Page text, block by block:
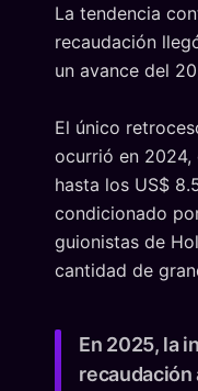
La tendencia
recaudación
un avance del
El único
ocurrió en 2024,
hasta los US$
condicionado
guionistas de
cantidad de
En 2025, la
recaudación